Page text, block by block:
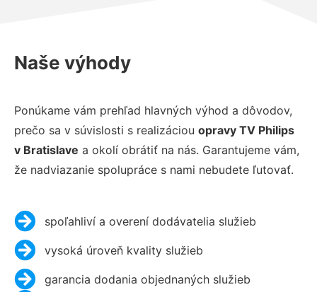
Naše výhody
Ponúkame vám prehľad hlavných výhod a dôvodov,
prečo sa v súvislosti s realizáciou opravy TV Philips
v Bratislave a okolí obrátiť na nás. Garantujeme vám,
že nadviazanie spolupráce s nami nebudete ľutovať.
spoľahliví a overení dodávatelia služieb
vysoká úroveň kvality služieb
garancia dodania objednaných služieb